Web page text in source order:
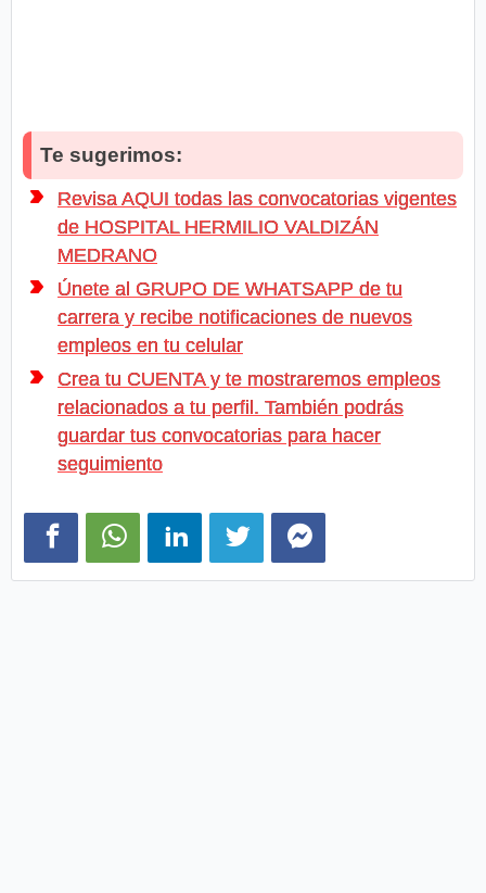
Te sugerimos:
Revisa AQUI todas las convocatorias vigentes
de HOSPITAL HERMILIO VALDIZÁN
MEDRANO
Únete al GRUPO DE WHATSAPP de tu
carrera y recibe notificaciones de nuevos
empleos en tu celular
Crea tu CUENTA y te mostraremos empleos
relacionados a tu perfil. También podrás
guardar tus convocatorias para hacer
seguimiento